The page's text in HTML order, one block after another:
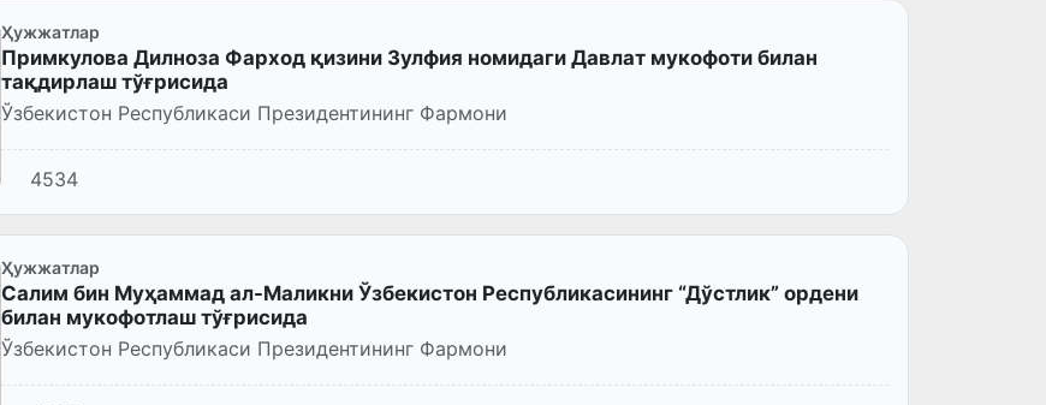
Ҳужжатлар
Примкулова Дилноза Фарход қизини Зулфия номидаги Давлат мукофоти билан
тақдирлаш тўғрисида
Ўзбекистон Республикаси Президентининг Фармони
4534
Ҳужжатлар
Салим бин Муҳаммад ал-Маликни Ўзбекистон Республикасининг “Дўстлик” ордени
билан мукофотлаш тўғрисида
Ўзбекистон Республикаси Президентининг Фармони